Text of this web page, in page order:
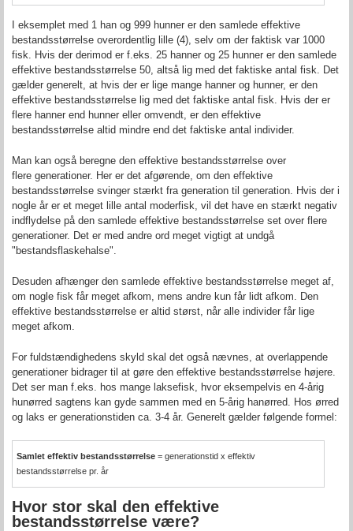
I eksemplet med 1 han og 999 hunner er den samlede effektive
bestandsstørrelse overordentlig lille (4), selv om der faktisk var 1000
fisk. Hvis der derimod er f.eks. 25 hanner og 25 hunner er den samlede
effektive bestandsstørrelse 50, altså lig med det faktiske antal fisk. Det
gælder generelt, at hvis der er lige mange hanner og hunner, er den
effektive bestandsstørrelse lig med det faktiske antal fisk. Hvis der er
flere hanner end hunner eller omvendt, er den effektive
bestandsstørrelse altid mindre end det faktiske antal individer.
Man kan også beregne den effektive bestandsstørrelse over
flere generationer. Her er det afgørende, om den effektive
bestandsstørrelse svinger stærkt fra generation til generation. Hvis der i
nogle år er et meget lille antal moderfisk, vil det have en stærkt negativ
indflydelse på den samlede effektive bestandsstørrelse set over flere
generationer. Det er med andre ord meget vigtigt at undgå
"bestandsflaskehalse".
Desuden afhænger den samlede effektive bestandsstørrelse meget af,
om nogle fisk får meget afkom, mens andre kun får lidt afkom. Den
effektive bestandsstørrelse er altid størst, når alle individer får lige
meget afkom.
For fuldstændighedens skyld skal det også nævnes, at overlappende
generationer bidrager til at gøre den effektive bestandsstørrelse højere.
Det ser man f.eks. hos mange laksefisk, hvor eksempelvis en 4-årig
hunørred sagtens kan gyde sammen med en 5-årig hanørred. Hos ørred
og laks er generationstiden ca. 3-4 år. Generelt gælder følgende formel:
Samlet effektiv bestandsstørrelse = generationstid x effektiv
bestandsstørrelse pr. år
Hvor stor skal den effektive
bestandsstørrelse være?